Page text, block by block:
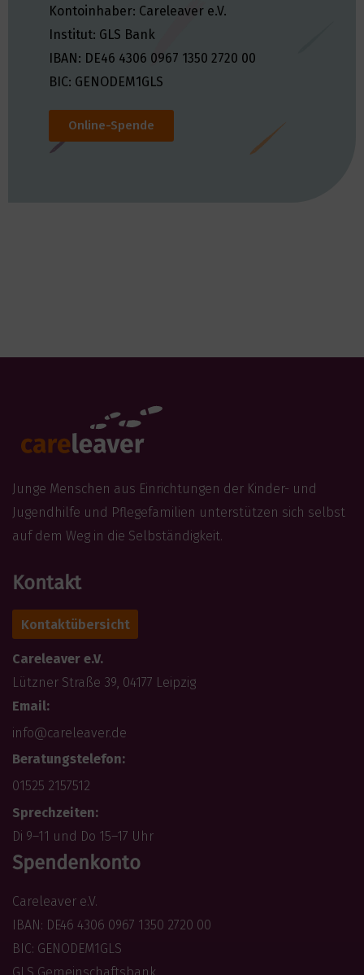
Kontoinhaber: Careleaver e.V.
Institut: GLS Bank
IBAN: DE46 4306 0967 1350 2720 00
BIC: GENODEM1GLS
Online-Spende
Junge Menschen aus Einrichtungen der Kinder- und
Jugendhilfe und Pflegefamilien unterstützen sich selbst
auf dem Weg in die Selbständigkeit.
Kontakt
Kontaktübersicht
Careleaver e.V.
Lützner Straße 39, 04177 Leipzig
Email:
info@careleaver.de
Beratungstelefon:
01525 2157512
Sprechzeiten:
Di 9–11 und Do 15–17 Uhr
Spendenkonto
Careleaver e.V.
IBAN: DE46 4306 0967 1350 2720 00
BIC: GENODEM1GLS
GLS Gemeinschaftsbank